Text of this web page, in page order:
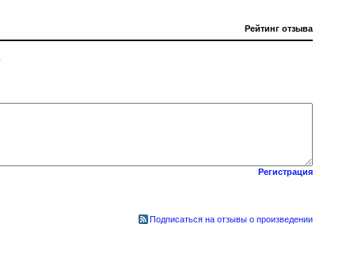
Рейтинг отзыва
Регистрация
Подписаться на отзывы о произведении